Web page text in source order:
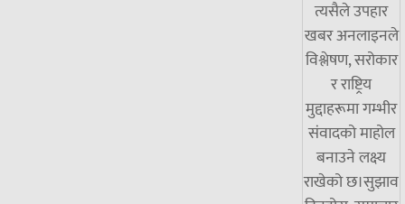
त्यसैले उपहार
खबर अनलाइनले
विश्लेषण, सरोकार
र राष्ट्रिय
मुद्दाहरूमा गम्भीर
संवादको माहोल
बनाउने लक्ष्य
राखेको छ।सुझाव